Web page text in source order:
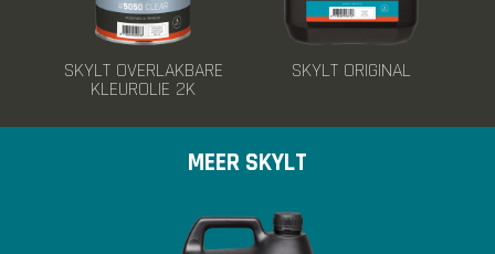
SKYLT OVERLAKBARE
KLEUROLIE 2K
SKYLT ORIGINAL
MEER SKYLT